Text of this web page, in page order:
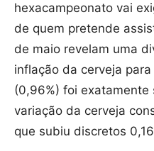
hexacampeonato vai
de quem pretende
de maio revelam uma
inflação da cerveja
(0,96%) foi exatamente
variação da cerveja
que subiu discretos